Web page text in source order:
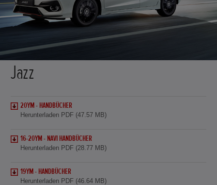
Jazz
20YM - HANDBÜCHER
Herunterladen PDF (47.57 MB)
16-20YM - NAVI HANDBÜCHER
Herunterladen PDF (28.77 MB)
19YM - HANDBÜCHER
Herunterladen PDF (46.64 MB)